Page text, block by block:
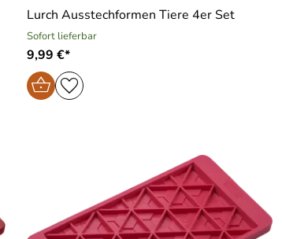
Lurch Ausstechformen Tiere 4er Set
Sofort lieferbar
9,99 €*